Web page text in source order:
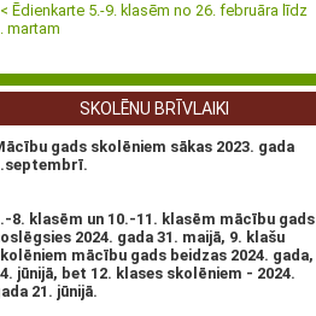
Ēdienkarte 5.-9. klasēm no 26. februāra līdz
martam
SKOLĒNU BRĪVLAIKI
gads skolēniem sākas 2023. gada
8. klasēm un 10.-11. klasēm mācību gads
2024. gada 31. maijā, 9. klašu
mācību gads beidzas 2024. gada,
jūnijā, bet 12. klases skolēniem - 2024.
21. jūnijā.